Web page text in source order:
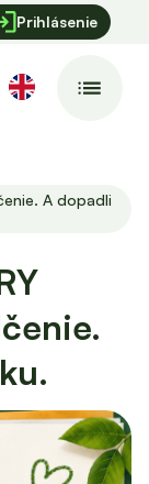
Prihlásenie
A dopadli